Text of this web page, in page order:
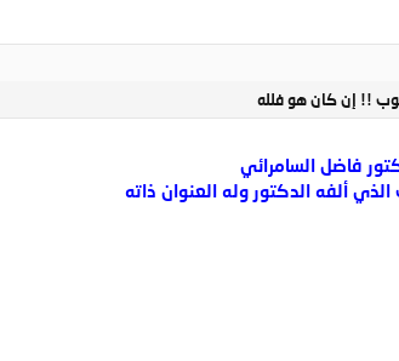
!! إن كان هو فلله
فاضل السامرائي
ألفه الدكتور وله العنوان ذاته